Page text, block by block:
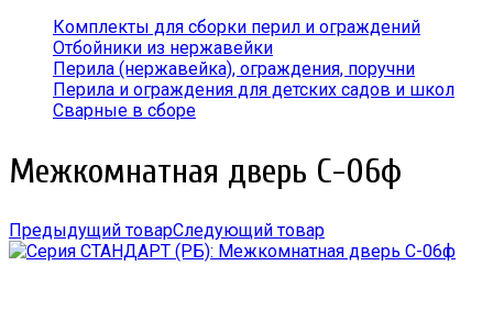
Комплекты для сборки перил и ограждений
Отбойники из нержавейки
Перила (нержавейка), ограждения, поручни
Перила и ограждения для детских садов и школ
Сварные в сборе
Межкомнатная дверь С-06ф
Предыдущий товарСледующий товар